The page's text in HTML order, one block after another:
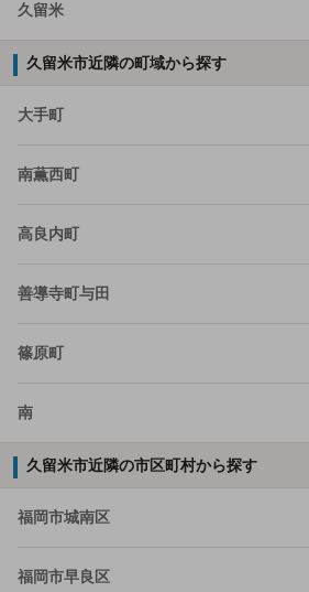
久留米
久留米市近隣の町域から探す
大手町
南薫西町
高良内町
善導寺町与田
篠原町
南
久留米市近隣の市区町村から探す
福岡市城南区
福岡市早良区